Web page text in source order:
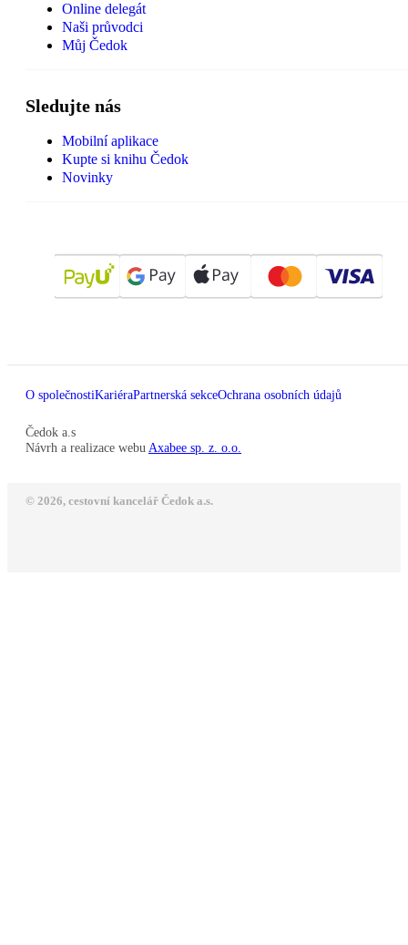
Online delegát
Naši průvodci
Můj Čedok
Sledujte nás
Mobilní aplikace
Kupte si knihu Čedok
Novinky
O společnostiKariéraPartnerská sekceOchrana osobních údajů
Čedok a.s
Návrh a realizace webu Axabee sp. z. o.o.
© 2026, cestovní kancelář Čedok a.s.